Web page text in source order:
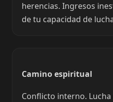
herencias. Ingresos
de tu capacidad de
Camino espiritual
Conflicto interno.